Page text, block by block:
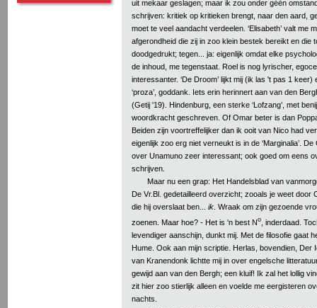
uit mekaar geslagen; maar ik zou onder géén
schrijven: kritiek op kritieken brengt, naar den aard,
moet te veel aandacht verdeelen. ‘Elisabeth’ valt me
afgerondheid die zij in zoo klein bestek bereikt en die
doodgedrukt; tegen... ja: eigenlijk omdat elke
de inhoud, me tegenstaat. Roel is nog lyrischer,
interessanter. ‘De Droom’ lijkt mij (ik las 't pas 1
‘proza’, goddank. Iets erin herinnert aan van den
(Getij '19). Hindenburg, een sterke ‘Lofzang’, met
woordkracht geschreven. Of Omar beter is dan
Beiden zijn voortreffelijker dan ik ooit van Nico had
eigenlijk zoo erg niet verneukt is in de ‘Marginalia’.
over Unamuno zeer interessant; ook goed om eens
schrijven.
Maar nu een grap: Het Handelsblad van
De Vr.Bl. gedetailleerd overzicht; zooals je weet door
die hij overslaat ben... ik . Wraak om zijn gezoende
zoenen. Maar hoe? - Het is 'n best No , inderdaad.
levendiger aanschijn, dunkt mij. Met de filosofie gaat
Hume. Ook aan mijn scriptie. Herlas, bovendien, Der
van Kranendonk lichtte mij in over engelsche
gewijd aan van den Bergh; een kluif! Ik zal het lollig
zit hier zoo stierlijk alleen en voelde me eergisteren
nachts.